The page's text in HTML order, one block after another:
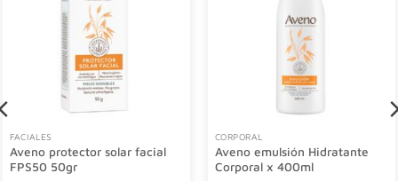
FACIALES
Aveno protector solar facial
FPS50 50gr
CORPORAL
Aveno emulsión Hidratante
Corporal x 400ml